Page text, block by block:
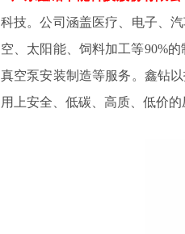
科技。公司涵盖医疗、电子、
空、太阳能、饲料加工等90%
真空泵安装制造等服务。鑫钻
用上安全、低碳、高质、低价的